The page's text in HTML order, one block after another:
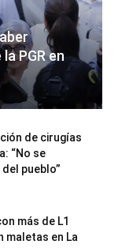
PGR en
de cirugías
“No se
pueblo”
más de L1
maletas en La